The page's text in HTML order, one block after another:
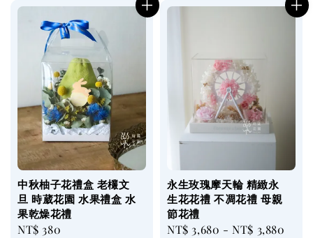
中秋柚子花禮盒 老欉文
旦 時葳花園 水果禮盒 水
果乾燥花禮
Regular
NT$ 380
永生玫瑰摩天輪 精緻永
生花花禮 不凋花禮 母親
節花禮
Regular
NT$ 3,680 -NT$ 3,880